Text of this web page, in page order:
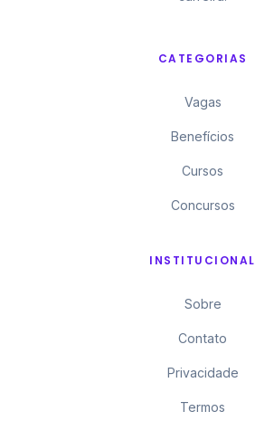
CATEGORIAS
Vagas
Benefícios
Cursos
Concursos
INSTITUCIONAL
Sobre
Contato
Privacidade
Termos